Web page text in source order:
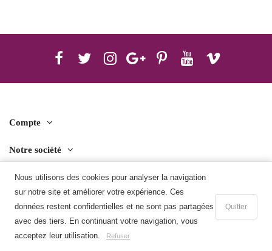
Nous utilisons des cookies pour analyser la navigation
sur notre site et améliorer votre expérience. Ces
données restent confidentielles et ne sont pas partagées
avec des tiers. En continuant votre navigation, vous
acceptez leur utilisation.
Refuser
Quitter
Ajouter au panier
Compte
Notre société
Contact us
Télécharger l'application mobile